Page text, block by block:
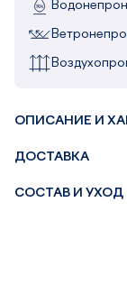
ОПИСАНИЕ И
ДОСТАВКА
СОСТАВ И УХОД